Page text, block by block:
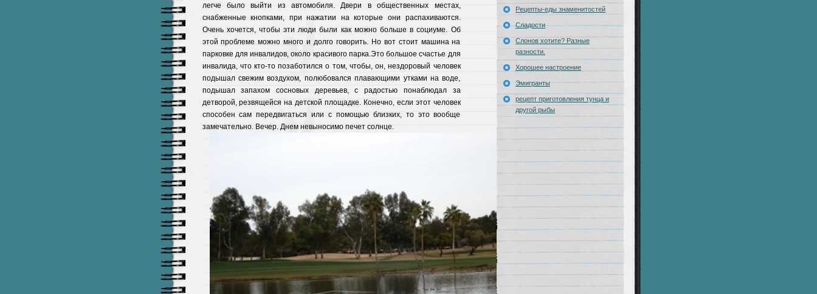
легче было выйти из автомобиля. Двери в общественных местах,
снабженные кнопками, при нажатии на которые они распахиваются.
Очень хочется, чтобы эти люди были как можно больше в социуме. Об
этой проблеме можно много и долго говорить. Но вот стоит машина на
парковке для инвалидов, около красивого парка.Это большое счастье для
инвалида, что кто-то позаботился о том, чтобы, он, нездоровый человек
подышал свежим воздухом, полюбовался плавающими утками на воде,
подышал запахом сосновых деревьев, с радостью понаблюдал за
детворой, резвящейся на детской площадке. Конечно, если этот человек
способен сам передвигаться или с помощью близких, то это вообще
замечательно. Вечер. Днем невыносимо печет солнце.
Рецепты-еды знаменитостей
Сладости
Слонов хотите? Разные
разности.
Хорошее настроение
Эмигранты
рецепт приготовления тунца и
другой рыбы